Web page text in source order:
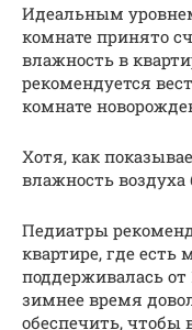
Идеальным
комнате принято
влажность в
рекомендуется
комнате
Хотя, как
влажность
Педиатры
квартире, где есть
поддерживалась от
зимнее время
обеспечить, чтобы